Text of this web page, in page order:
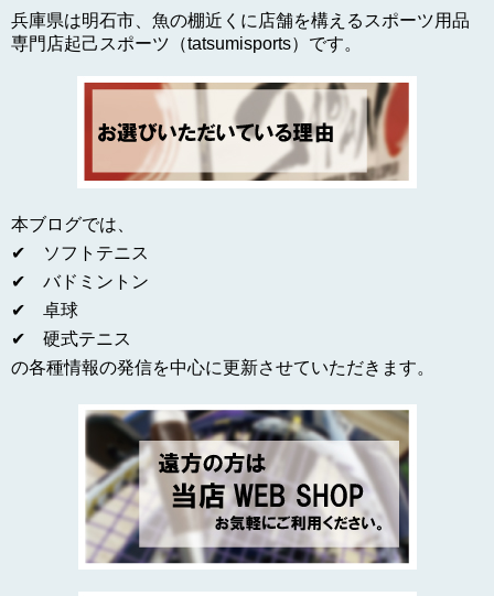
兵庫県は明石市、魚の棚近くに店舗を構えるスポーツ用品
専門店起己スポーツ（tatsumisports）です。
本ブログでは、
✔ ソフトテニス
✔ バドミントン
✔ 卓球
✔ 硬式テニス
の各種情報の発信を中心に更新させていただきます。